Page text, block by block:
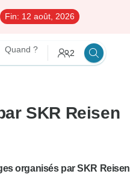
Fin: 12 août, 2026
Quand ? 2
SKR Reisen
organisés par SKR Reisen